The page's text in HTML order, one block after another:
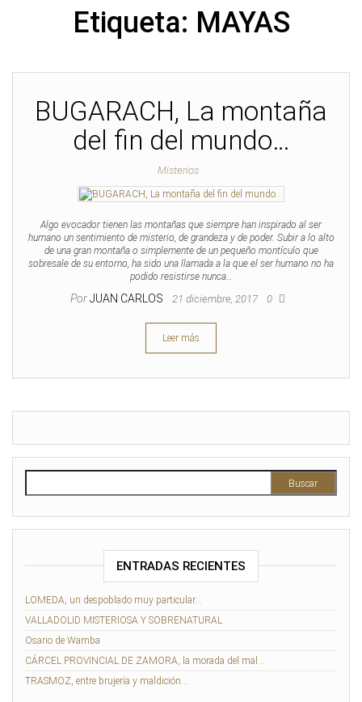
Etiqueta: MAYAS
BUGARACH, La montaña
del fin del mundo…
Misterios
Algo evocador tienen las montañas que siempre han inspirado al ser
humano un sentimiento de misterio, de grandeza y de poder. Subir a lo alto
de una gran montaña o simplemente de un pequeño montículo que
sobresale de su entorno, ha sido una llamada a la que el ser humano no ha
podido resistirse nunca…
PorJUAN CARLOS 21 diciembre, 2017 0
Leer más
ENTRADAS RECIENTES
LOMEDA, un despoblado muy particular…
VALLADOLID MISTERIOSA Y SOBRENATURAL
Osario de Wamba
CÁRCEL PROVINCIAL DE ZAMORA, la morada del mal…
TRASMOZ, entre brujería y maldición…